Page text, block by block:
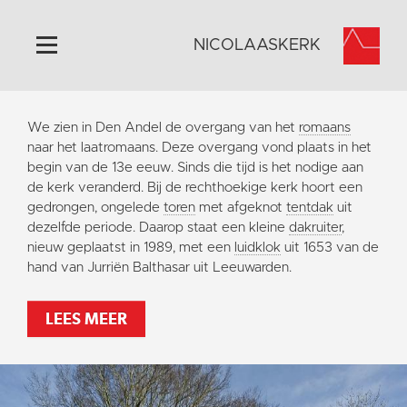
Home
Algemeen
Historie
Omgeving
Activiteiten
Steun ons
Contact
Vaktaal
NICOLAASKERK
We zien in Den Andel de overgang van het romaans
naar het laatromaans. Deze overgang vond plaats in het
begin van de 13e eeuw. Sinds die tijd is het nodige aan
de kerk veranderd. Bij de rechthoekige kerk hoort een
gedrongen, ongelede toren met afgeknot tentdak uit
dezelfde periode. Daarop staat een kleine dakruiter,
nieuw geplaatst in 1989, met een luidklok uit 1653 van de
hand van Jurriën Balthasar uit Leeuwarden.
LEES MEER